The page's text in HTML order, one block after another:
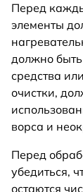
Перед
элементы
должно
средства
очистки,
ворса и
Перед
убедиться,
остаются